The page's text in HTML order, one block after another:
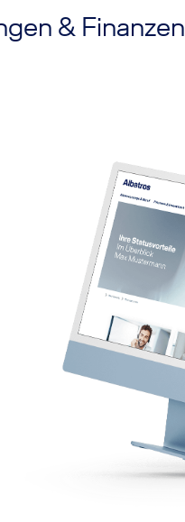
& Finanzen